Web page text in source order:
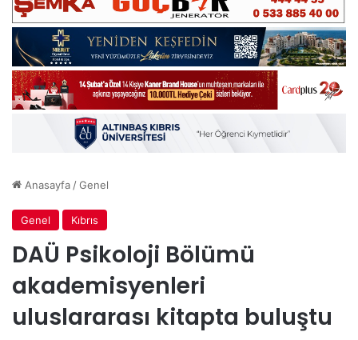
Anasayfa /Genel
Genel Kıbrıs
DAÜ Psikoloji Bölümü
akademisyenleri
uluslararası kitapta buluştu